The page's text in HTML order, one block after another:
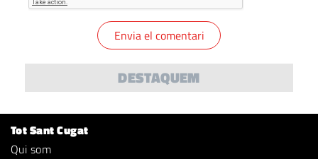
DESTAQUEM
Tot Sant Cugat
Qui som